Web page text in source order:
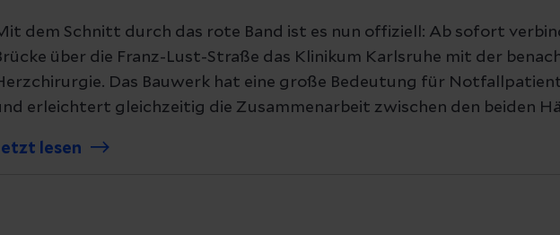
mit nur den notwendigen Cookies zu benutzen, eine individuelle Auswahl hinsichtlich
oder durch Auswahl von „Alle Cookies akzeptieren“ in die Verwendung aller
Präferenzen Statistiken Marketing
dem Schnitt durch das rote Band ist es nun offiziell: Ab sofort
über die Franz-Lust-Straße das Klinikum Karlsruhe mit der
Das Bauwerk hat eine große Bedeutung für
erleichtert gleichzeitig die Zusammenarbeit zwischen den beiden
lesen